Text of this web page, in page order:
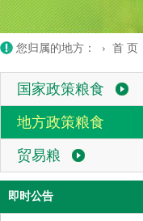
您归属的地方： › 首 页
国家政策粮食
地方政策粮食
贸易粮
即时公告